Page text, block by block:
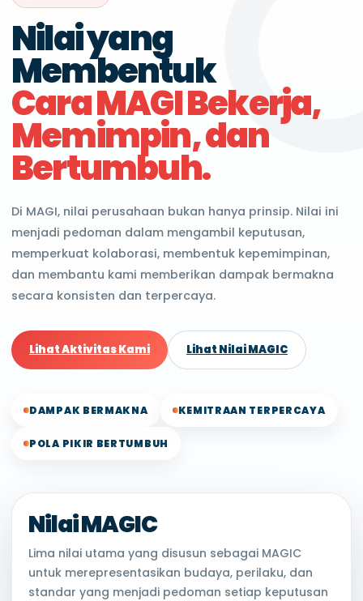
Nilai yang
Membentuk
Cara MAGI Bekerja,
Memimpin, dan
Bertumbuh.
Di MAGI, nilai perusahaan bukan hanya prinsip. Nilai ini
menjadi pedoman dalam mengambil keputusan,
memperkuat kolaborasi, membentuk kepemimpinan,
dan membantu kami memberikan dampak bermakna
secara konsisten dan terpercaya.
Lihat Aktivitas Kami Lihat Nilai MAGIC
DAMPAK BERMAKNA KEMITRAAN TERPERCAYA
POLA PIKIR BERTUMBUH
Nilai MAGIC
Lima nilai utama yang disusun sebagai MAGIC
untuk merepresentasikan budaya, perilaku, dan
standar yang menjadi pedoman setiap keputusan